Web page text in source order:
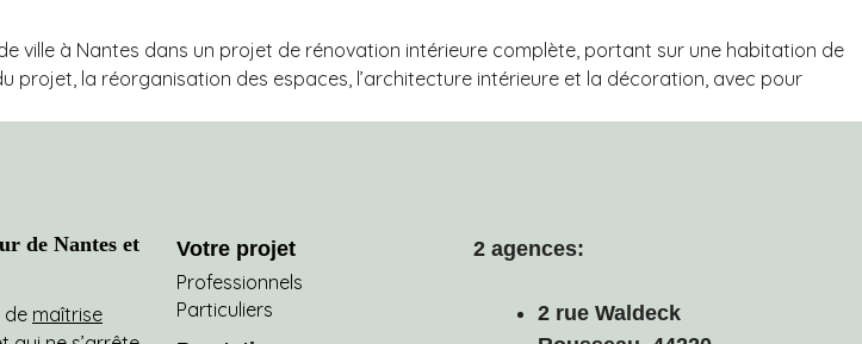
ville à Nantes dans un projet de rénovation intérieure complète, portant sur une habitation de
projet, la réorganisation des espaces, l’architecture intérieure et la décoration, avec pour
de Nantes et
de maîtrise
Votre projet
Professionnels
Particuliers
2 agences:
2 rue Waldeck